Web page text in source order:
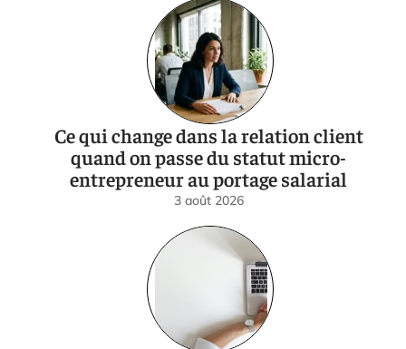
Ce qui change dans la relation client
quand on passe du statut micro-
entrepreneur au portage salarial
3 août 2026